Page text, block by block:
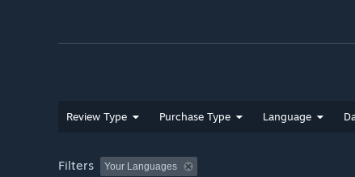
Review Type Purchase Type Language
Filters Your Languages